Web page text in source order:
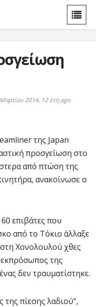
2014, 12 έτη ago
της Japan
προσγείωση στο
από πτώση της
ανακοίνωσε ο
επιβάτες που
από το Τόκιο άλλαξε
Χονολουλού χθες
της
δεν τραυματίστηκε.
της πίεσης λαδιού”,